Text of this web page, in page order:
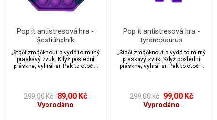
Pop it antistresová hra -
šestiúhelník
„Stačí zmáčknout a vydá to mírný
praskavý zvuk. Když poslední
práskne, vyhrál si. Pak to otoč a
ideální pro úlevu od stresu a
úzkosti, vhodná pro autisty.
Přichytili jste někdy své děti nebo
299,00 Kč 89,00 Kč
Vyprodáno
Pop it antistresová hra -
tyranosaurus
„Stačí zmáčknout a vydá to mírný
praskavý zvuk. Když poslední
práskne, vyhrál si. Pak to otoč a
ideální pro úlevu od stresu a
úzkosti, vhodná pro autisty.
Přichytili jste někdy své děti nebo
299,00 Kč 99,00 Kč
Vyprodáno